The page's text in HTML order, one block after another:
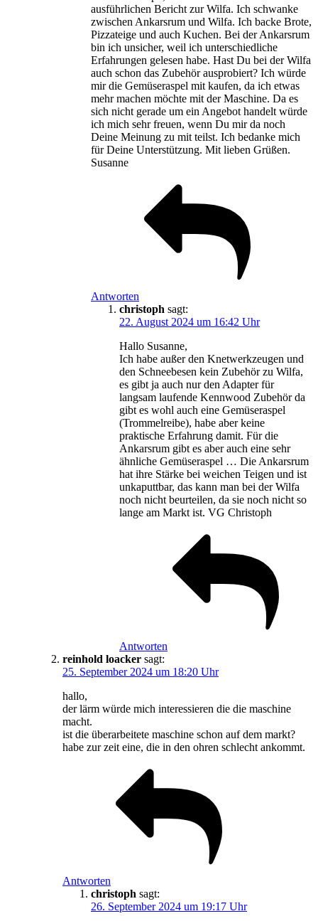
ausführlichen Bericht zur Wilfa. Ich schwanke
zwischen Ankarsrum und Wilfa. Ich backe Brote,
Pizzateige und auch Kuchen. Bei der Ankarsrum
bin ich unsicher, weil ich unterschiedliche
Erfahrungen gelesen habe. Hast Du bei der Wilfa
auch schon das Zubehör ausprobiert? Ich würde
mir die Gemüseraspel mit kaufen, da ich etwas
mehr machen möchte mit der Maschine. Da es
sich nicht gerade um ein Angebot handelt würde
ich mich sehr freuen, wenn Du mir da noch
Deine Meinung zu mit teilst. Ich bedanke mich
für Deine Unterstützung. Mit lieben Grüßen.
Susanne
Antworten
christoph sagt:
22. August 2024 um 16:42 Uhr
Hallo Susanne,
Ich habe außer den Knetwerkzeugen und
den Schneebesen kein Zubehör zu Wilfa,
es gibt ja auch nur den Adapter für
langsam laufende Kennwood Zubehör da
gibt es wohl auch eine Gemüseraspel
(Trommelreibe), habe aber keine
praktische Erfahrung damit. Für die
Ankarsrum gibt es aber auch eine sehr
ähnliche Gemüseraspel … Die Ankarsrum
hat ihre Stärke bei weichen Teigen und ist
unkaputtbar, das kann man bei der Wilfa
noch nicht beurteilen, da sie noch nicht so
lange am Markt ist. VG Christoph
Antworten
reinhold loacker sagt:
25. September 2024 um 18:20 Uhr
hallo,
der lärm würde mich interessieren die die maschine
macht.
ist die überarbeitete maschine schon auf dem markt?
habe zur zeit eine, die in den ohren schlecht ankommt.
Antworten
christoph sagt:
26. September 2024 um 19:17 Uhr